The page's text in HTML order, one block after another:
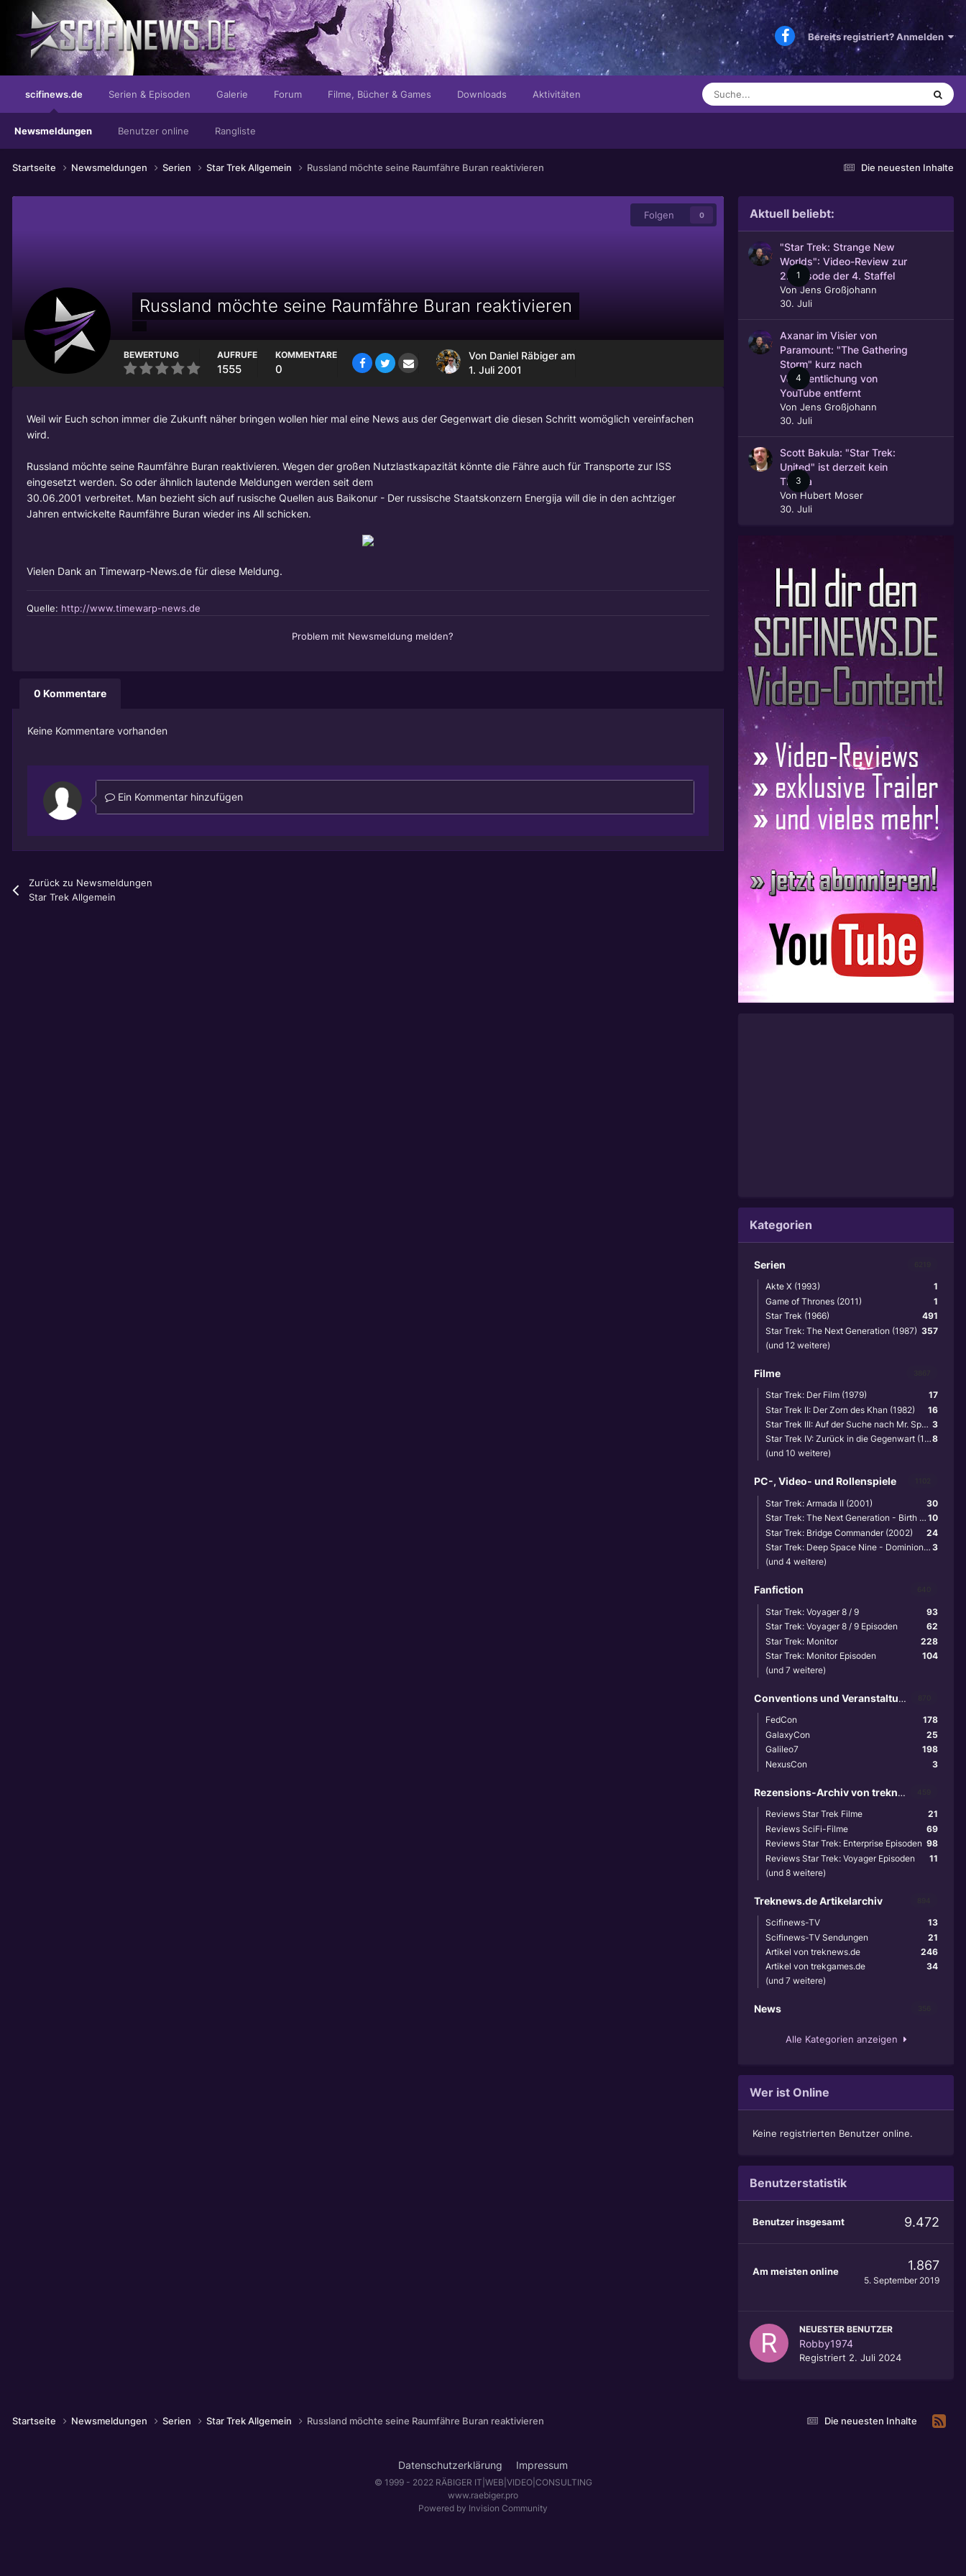
Bereits registriert? Anmelden
scifinews.de
Newsmeldungen Benutzer online Rangliste
Serien & Episoden Galerie Forum Filme, Bücher & Games Downloads Aktivitäten
Die neuesten Inhalte
Startseite Newsmeldungen Serien Star Trek Allgemein Russland möchte seine Raumfähre Buran reaktivieren
Folgen 0
Russland möchte seine Raumfähre Buran reaktivieren
BEWERTUNG AUFRUFE
1555
KOMMENTARE
0
Von Daniel Räbiger am
1. Juli 2001
Weil wir Euch schon immer die Zukunft näher bringen wollen hier mal eine News aus der Gegenwart die diesen Schritt womöglich vereinfachen
wird.
Russland möchte seine Raumfähre Buran reaktivieren. Wegen der großen Nutzlastkapazität könnte die Fähre auch für Transporte zur ISS
eingesetzt werden. So oder ähnlich lautende Meldungen werden seit dem
30.06.2001 verbreitet. Man bezieht sich auf rusische Quellen aus Baikonur - Der russische Staatskonzern Energija will die in den achtziger
Jahren entwickelte Raumfähre Buran wieder ins All schicken.
Vielen Dank an Timewarp-News.de für diese Meldung.
Quelle: http://www.timewarp-news.de
Problem mit Newsmeldung melden?
0 Kommentare
Keine Kommentare vorhanden
Ein Kommentar hinzufügen
Zurück zu Newsmeldungen
Star Trek Allgemein
Aktuell beliebt:
1
"Star Trek: Strange New
Worlds": Video-Review zur
2. Episode der 4. Staffel
VonJens Großjohann
30. Juli
4
Axanar im Visier von
Paramount: "The Gathering
Storm" kurz nach
Veröffentlichung von
YouTube entfernt
Von Jens Großjohann
30. Juli
3
Scott Bakula: "Star Trek:
United" ist derzeit kein
Thema
VonHubert Moser
30. Juli
Kategorien
Serien
1
Akte X (1993)
1
Game of Thrones (2011)
491
Star Trek (1966)
357
Star Trek: The Next Generation (1987)
(und 12 weitere)
Filme
17
Star Trek: Der Film (1979)
16
Star Trek II: Der Zorn des Khan (1982)
3
Star Trek III: Auf der Suche nach Mr. Spock (1984)
8
Star Trek IV: Zurück in die Gegenwart (1986)
(und 10 weitere)
PC-, Video- und Rollenspiele
30
Star Trek: Armada II (2001)
10
Star Trek: The Next Generation - Birth of the Federation (1999)
24
Star Trek: Bridge Commander (2002)
3
Star Trek: Deep Space Nine - Dominion Wars (2001)
(und 4 weitere)
Fanfiction
93
Star Trek: Voyager 8 / 9
62
Star Trek: Voyager 8 / 9 Episoden
228
Star Trek: Monitor
104
Star Trek: Monitor Episoden
(und 7 weitere)
Conventions und Veranstaltungen
178
FedCon
25
GalaxyCon
198
Galileo7
3
NexusCon
Rezensions-Archiv von treknews.de
21
Reviews Star Trek Filme
69
Reviews SciFi-Filme
98
Reviews Star Trek: Enterprise Episoden
11
Reviews Star Trek: Voyager Episoden
(und 8 weitere)
Treknews.de Artikelarchiv
13
Scifinews-TV
21
Scifinews-TV Sendungen
246
Artikel von treknews.de
34
Artikel von trekgames.de
(und 7 weitere)
News
Alle Kategorien anzeigen
Wer ist Online
Keine registrierten Benutzer online.
Benutzerstatistik
Benutzer insgesamt 9.472
Am meisten online 1.867
5. September 2019
NEUESTER BENUTZER
Robby1974
Registriert 2. Juli 2024
Die neuesten Inhalte
Startseite Newsmeldungen Serien Star Trek Allgemein Russland möchte seine Raumfähre Buran reaktivieren
Datenschutzerklärung Impressum
© 1999 - 2022 RÄBIGER IT|WEB|VIDEO|CONSULTING
www.raebiger.pro
Powered by Invision Community